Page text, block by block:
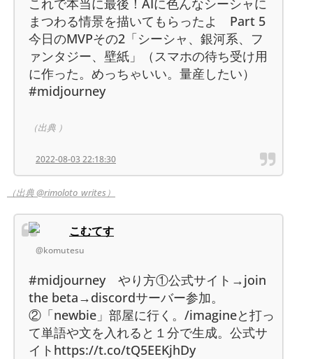
まつわる情景を描いてもらったよ Part 5
今日のMVPその2「シーシャ、銀河系、フ
ァンタジー、壁紙」（スマホの待ち受け用
に作った。めっちゃいい。量産したい）
#midjourney
（出典 ）
2022-08-03 22:18:30
（出典 @rimoloto_writes）
こむてす
@komutesu
#midjourney やり方①公式サイト→join
the beta→discordサーバー参加。
②「newbie」部屋に行く。/imagineと打っ
て単語や文を入れると１分で生成。公式サ
イトhttps://t.co/tQ5EEKjhDy